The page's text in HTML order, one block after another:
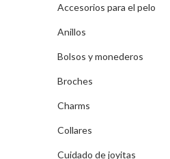
Accesorios para el pelo
Anillos
Bolsos y monederos
Broches
Charms
Collares
Cuidado de joyitas